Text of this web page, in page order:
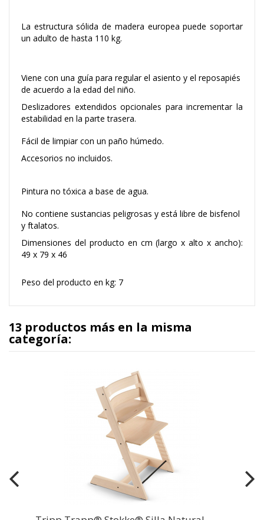
La estructura sólida de madera europea puede soportar
un adulto de hasta 110 kg.
Viene con una guía para regular el asiento y el reposapiés
de acuerdo a la edad del niño.
Deslizadores extendidos opcionales para incrementar la
estabilidad en la parte trasera.
Fácil de limpiar con un paño húmedo.
Accesorios no incluidos.
Pintura no tóxica a base de agua.
No contiene sustancias peligrosas y está libre de bisfenol
y ftalatos.
Dimensiones del producto en cm (largo x alto x ancho):
49 x 79 x 46
Peso del producto en kg: 7
13 productos más en la misma
categoría: